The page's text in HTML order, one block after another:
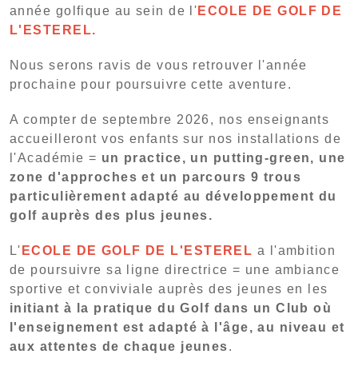
année golfique au sein de l' ECOLE DE GOLF DE
L'ESTEREL.
Nous serons ravis de vous retrouver l'année
prochaine pour poursuivre cette aventure.
A compter de septembre 2026, nos enseignants
accueilleront vos enfants sur nos installations de
l'Académie = un practice, un putting-green, une
zone d'approches et un parcours 9 trous
particulièrement adapté au développement du
golf auprès des plus jeunes.
L' ECOLE DE GOLF DE L'ESTEREL a l'ambition
de poursuivre sa ligne directrice = une ambiance
sportive et conviviale auprès des jeunes en les
initiant à la pratique du Golf dans un Club où
l'enseignement est adapté à l'âge, au niveau et
aux attentes de chaque jeunes.